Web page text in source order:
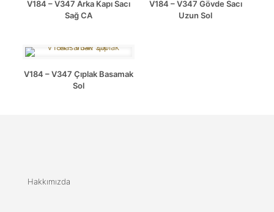
V184 – V347 Arka Kapı Sacı
Sağ CA
V184 – V347 Gövde Sacı
Uzun Sol
V184 – V347 Çıplak Basamak
Sol
Hakkımızda